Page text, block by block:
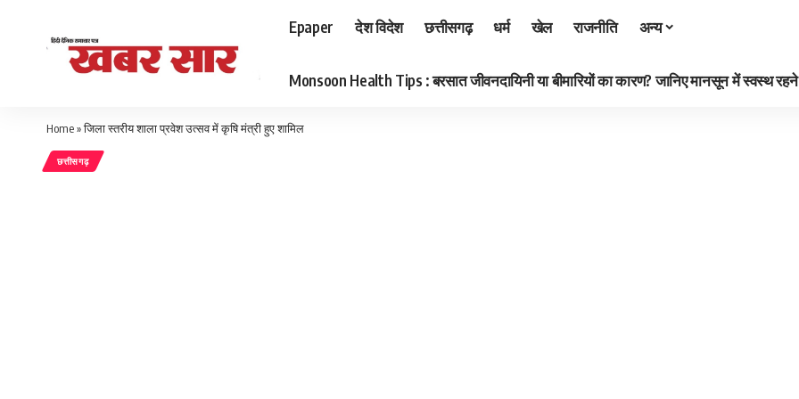
Epaper देश विदेश छत्तीसगढ़ धर्म खेल राजनीति अन्य
Monsoon Health Tips : बरसात जीवनदायिनी या बीमारियों का कारण? जानिए मानसून में स्वस्थ
Home»जिला स्तरीय शाला प्रवेश उत्सव में कृषि मंत्री हुए शामिल
छत्तीसगढ़